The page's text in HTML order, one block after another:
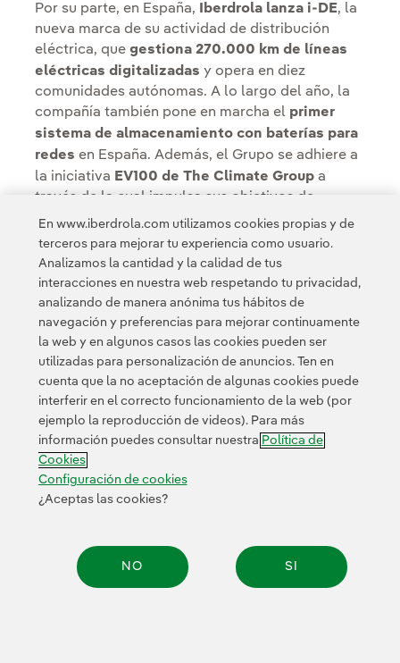
Por su parte, en España,
Iberdrola lanza i-DE, la
nueva marca de su actividad de distribución
eléctrica, que gestiona 270.000 km de líneas
eléctricas digitalizadas y opera en diez
comunidades autónomas. A lo largo del año, la
compañía también pone en marcha el primer
sistema de almacenamiento con baterías para
redes en España. Además, el Grupo se adhiere a
la iniciativa EV100 de The Climate Group a
través de la cual impulsa sus objetivos de
electrificación para su flota de vehículos.
Todo este esfuerzo y dedicación consiguen que
un año más Iberdrola sea reconocida a nivel
mundial. Así, se convierte en la primera
compañía multinacional que obtiene el
Certificado de Empresa Saludable de AENORa
nivel mundial y la primera empresa española en
obtener elcertificado de AENOR a su Sistema
de Gestión de ‘Compliance’ Tributario. También
esreconocida como compañía LEAD en el
Pacto Mundial de Naciones Unidasy la
Comisión europea la clasifica como lautility
española más innovadora
Europa.
En www.iberdrola.com utilizamos cookies propias y de
terceros para mejorar tu experiencia como usuario.
Analizamos la cantidad y la calidad de tus
interacciones en nuestra web respetando tu privacidad,
analizando de manera anónima tus hábitos de
navegación y preferencias para mejorar continuamente
la web y en algunos casos las cookies pueden ser
utilizadas para personalización de anuncios. Ten en
cuenta que la no aceptación de algunas cookies puede
interferir en el correcto funcionamiento de la web (por
ejemplo la reproducción de videos). Para más
información puedes consultar nuestra Política de
Cookies
Configuración de cookies
¿Aceptas las cookies?
NO SI